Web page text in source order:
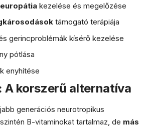
kezelése és megelőzése
támogató terápiája
gerincproblémák kísérő kezelése
pótlása
enyhítése
A korszerű alternatíva
generációs neurotropikus
B-vitaminokat tartalmaz, de más